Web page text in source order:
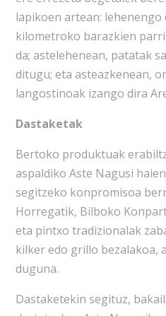
lapikoen artean: lehenengo
kilometroko barazkien
da; astelehenean, patatak
ditugu; eta asteazkenean,
langostinoak izango dira
Dastaketak
Bertoko produktuak
aspaldiko Aste Nagusi
segitzeko konpromisoa
Horregatik, Bilboko
eta pintxo tradizionalak
kilker edo grillo bezalakoa,
duguna.
Dastaketekin segituz,